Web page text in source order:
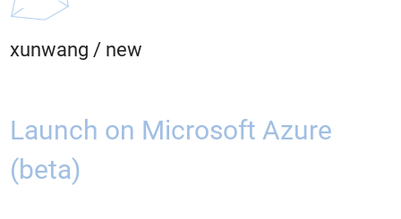
xunwang / new
Launch on Microsoft Azure
(beta)